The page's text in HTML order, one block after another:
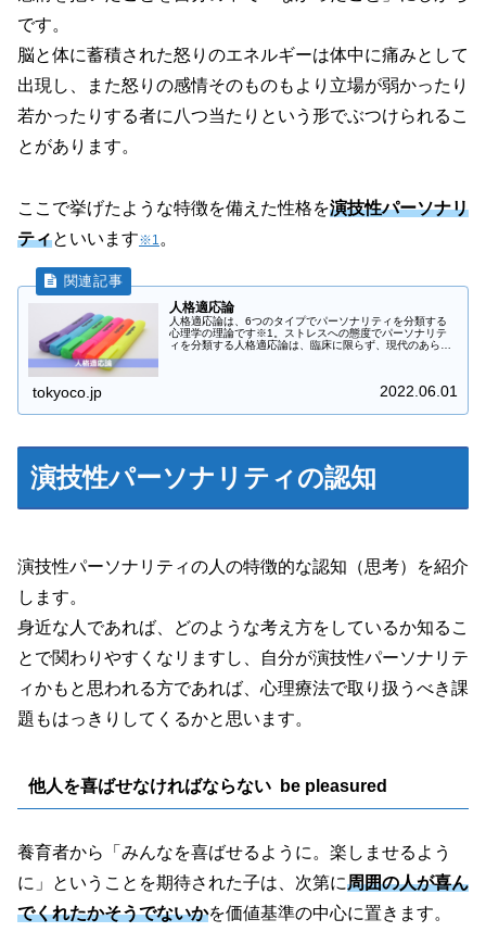
です。
脳と体に蓄積された怒りのエネルギーは体中に痛みとして
出現し、また怒りの感情そのものもより立場が弱かったり
若かったりする者に八つ当たりという形でぶつけられるこ
とがあります。
ここで挙げたような特徴を備えた性格を演技性パーソナリ
ティといいます※1 。
人格適応論
人格適応論は、6つのタイプでパーソナリティを分類する
心理学の理論です※1。ストレスへの態度でパーソナリテ
ィを分類する人格適応論は、臨床に限らず、現代のあらゆ
tokyoco.jp 2022.06.01
演技性パーソナリティの認知
演技性パーソナリティの人の特徴的な認知 （思考）
を紹介
します。
身近な人であれば、どのような考え方をしているか知るこ
とで関わりやすくなリますし、自分が演技性パーソナリテ
ィかもと思われる方であれば、心理療法で取り扱うべき課
題もはっきりしてくるかと思います。
他人を喜ばせなければならない be pleasured
養育者から「みんなを喜ばせるように。楽しませるよう
に」ということを期待された子は、次第に周囲の人が喜ん
でくれたかそうでないかを価値基準の中心に置きます。